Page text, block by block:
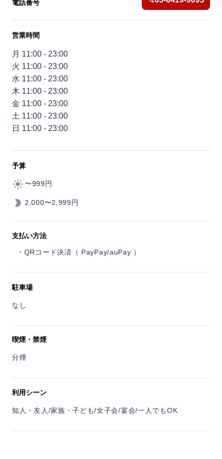
電話番号
営業時間
月 11:00 - 23:00
火 11:00 - 23:00
水 11:00 - 23:00
木 11:00 - 23:00
金 11:00 - 23:00
土 11:00 - 23:00
日 11:00 - 23:00
予算
〜999円
2,000〜2,999円
支払い方法
QRコード決済（ PayPay/auPay ）
駐車場
なし
喫煙・禁煙
分煙
利用シーン
知人・友人/家族・子ども/女子会/宴会/一人でもOK